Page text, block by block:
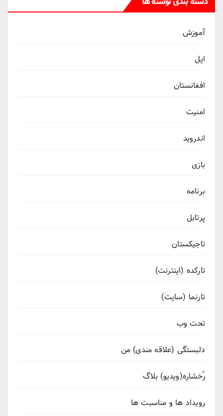
آموزش
اپل
افغانستان
امنیت
اندروید
بازی
برنامه
پرتابل
تاجیکستان
تارکده (اینترنت)
تارنما (سایت)
تحت وب
دلبستگی (علاقه مندی) من
رُخشاره(ویدیو) بلاگ
رویداد ها و مناسبت ها